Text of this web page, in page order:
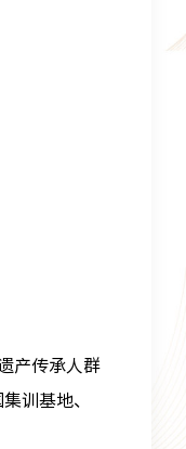
产传承人群
训基地、